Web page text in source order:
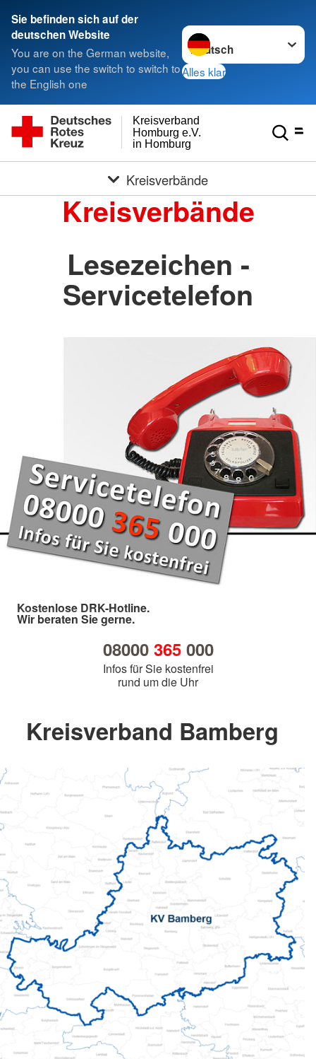
Sie befinden sich auf der
deutschen Website
You are on the German website,
you can use the switch to switch to
the English one
Sprache wechseln zu
Alles klar
in Homburg
Homburg e.V.
Kreisverband
Kreisverbände
Kreisverbände
Lesezeichen -
Servicetelefon
Kostenlose DRK-Hotline.
Wir beraten Sie gerne.
08000 365000
Infos für Sie kostenfrei
rund um die Uhr
Kreisverband Bamberg